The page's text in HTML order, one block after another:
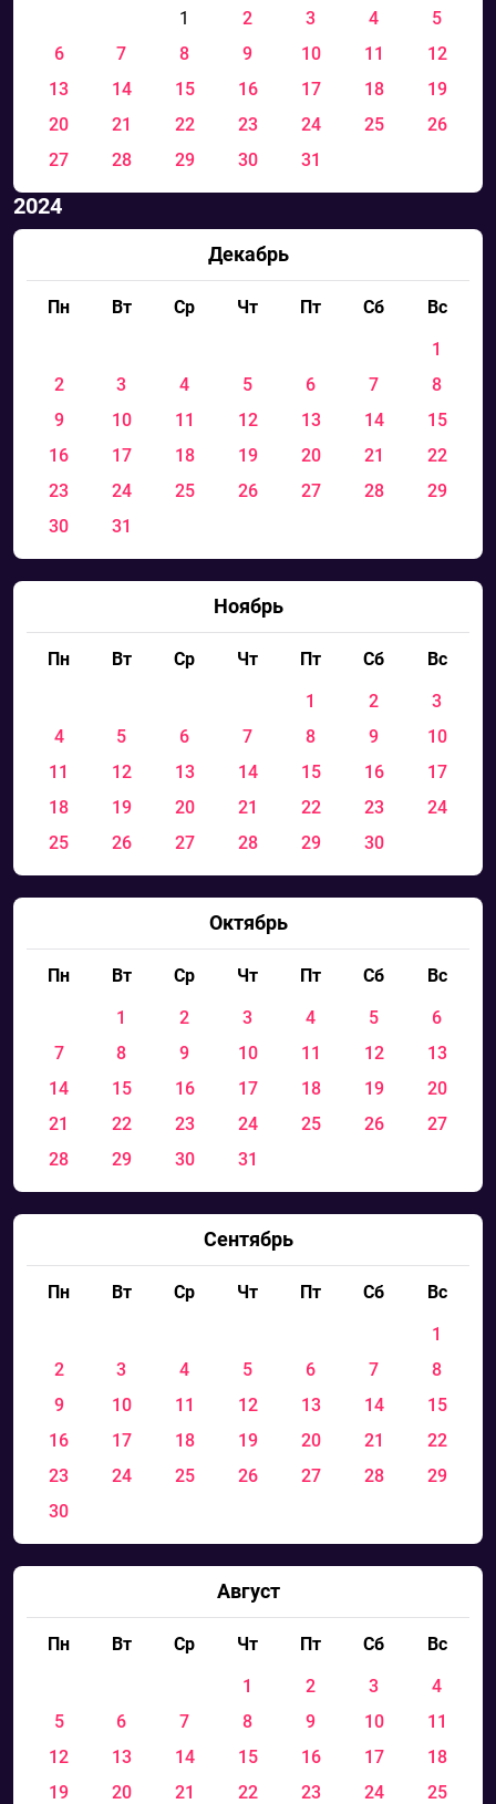
1 2 3 4
5
6
7 8 9 10 11
12
13
14 15 16 17 18
19
20
21 22 23 24 25
26
27
28 29 30 31
2024
Декабрь
Пн Вт Ср Чт Пт Сб
Вс
1
2
3 4 5 6 7
8
9
10 11 12 13 14
15
16
17 18 19 20 21
22
23
24 25 26 27 28
29
30
31
Ноябрь
Пн Вт Ср Чт Пт Сб
Вс
1
2
3
4
5 6 7 8 9
10
11
12 13 14 15 16
17
18
19 20 21 22 23
24
25
26 27 28 29 30
Октябрь
Пн Вт Ср Чт Пт Сб
Вс
1
2 3 4 5
6
7
8 9 10 11 12
13
14
15 16 17 18 19
20
21
22 23 24 25 26
27
28
29 30 31
Сентябрь
Пн Вт Ср Чт Пт Сб
Вс
1
2
3 4 5 6 7
8
9
10 11 12 13 14
15
16
17 18 19 20 21
22
23
24 25 26 27 28
29
30
Август
Пн Вт Ср Чт Пт Сб
Вс
1
2 3
4
5
6 7 8 9 10
11
12
13 14 15 16 17
18
19
20 21 22 23 24
25